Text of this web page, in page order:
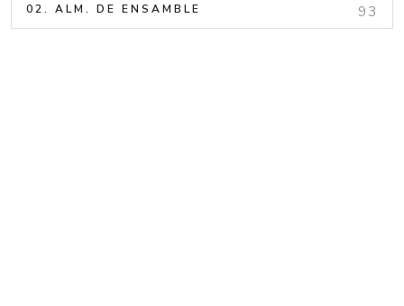
02. ALM. DE ENSAMBLE 93